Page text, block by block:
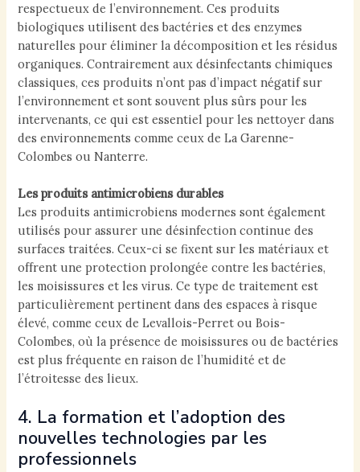
respectueux de l’environnement. Ces produits
biologiques utilisent des bactéries et des enzymes
naturelles pour éliminer la décomposition et les résidus
organiques. Contrairement aux désinfectants chimiques
classiques, ces produits n’ont pas d’impact négatif sur
l’environnement et sont souvent plus sûrs pour les
intervenants, ce qui est essentiel pour les nettoyer dans
des environnements comme ceux de La Garenne-
Colombes ou Nanterre.
Les produits antimicrobiens durables
Les produits antimicrobiens modernes sont également
utilisés pour assurer une désinfection continue des
surfaces traitées. Ceux-ci se fixent sur les matériaux et
offrent une protection prolongée contre les bactéries,
les moisissures et les virus. Ce type de traitement est
particulièrement pertinent dans des espaces à risque
élevé, comme ceux de Levallois-Perret ou Bois-
Colombes, où la présence de moisissures ou de bactéries
est plus fréquente en raison de l’humidité et de
l’étroitesse des lieux.
4. La formation et l’adoption des
nouvelles technologies par les
professionnels